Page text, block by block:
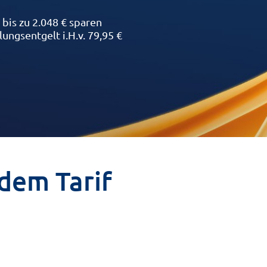
zu 2.048 € sparen
i.H.v. 79,95 €
Tarif